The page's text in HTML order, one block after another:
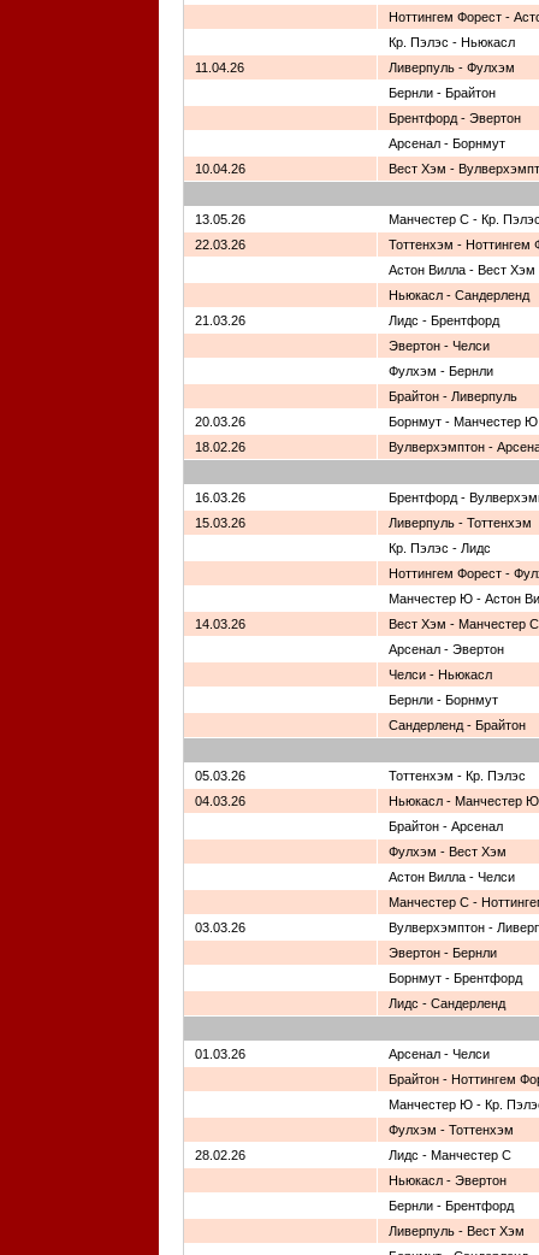
Ноттингем Форест -
Кр. Пэлэс - Ньюкасл
11.04.26
Ливерпуль - Фулхэм
Бернли - Брайтон
Брентфорд - Эвертон
Арсенал - Борнмут
10.04.26
Вест Хэм -
13.05.26
Манчестер С - Кр.
22.03.26
Тоттенхэм - Ноттингем
Астон Вилла - Вест Хэм
Ньюкасл - Сандерленд
21.03.26
Лидс - Брентфорд
Эвертон - Челси
Фулхэм - Бернли
Брайтон - Ливерпуль
20.03.26
Борнмут - Манчестер Ю
18.02.26
Вулверхэмптон -
16.03.26
Брентфорд -
15.03.26
Ливерпуль - Тоттенхэм
Кр. Пэлэс - Лидс
Ноттингем Форест -
Манчестер Ю - Астон
14.03.26
Вест Хэм - Манчестер С
Арсенал - Эвертон
Челси - Ньюкасл
Бернли - Борнмут
Сандерленд - Брайтон
05.03.26
Тоттенхэм - Кр. Пэлэс
04.03.26
Ньюкасл - Манчестер Ю
Брайтон - Арсенал
Фулхэм - Вест Хэм
Астон Вилла - Челси
Манчестер С -
03.03.26
Вулверхэмптон -
Эвертон - Бернли
Борнмут - Брентфорд
Лидс - Сандерленд
01.03.26
Арсенал - Челси
Брайтон - Ноттингем
Манчестер Ю - Кр.
Фулхэм - Тоттенхэм
28.02.26
Лидс - Манчестер С
Ньюкасл - Эвертон
Бернли - Брентфорд
Ливерпуль - Вест Хэм